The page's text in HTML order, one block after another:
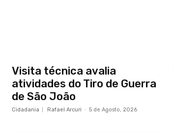
Visita técnica avalia
atividades do Tiro de Guerra
de São João
Cidadania Rafael Arcuri - 5 de Agosto, 2026